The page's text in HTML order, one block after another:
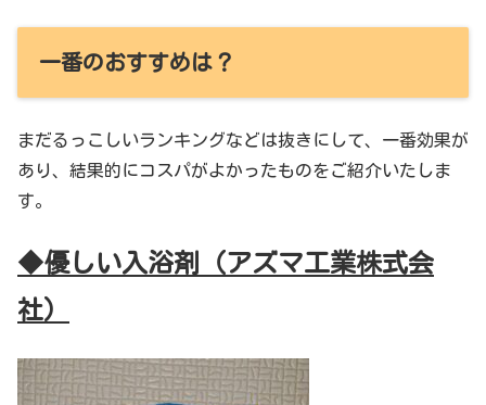
一番のおすすめは？
まだるっこしいランキングなどは抜きにして、一番効果が
あり、結果的にコスパがよかったものをご紹介いたしま
す。
◆優しい入浴剤（アズマ工業株式会
社）